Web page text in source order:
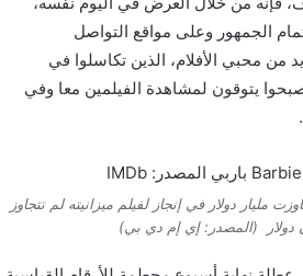
الجمهور وعلى مواقع التواصل
من محبي الأفلام، الذين تكاسلوا في
يتوقون لمشاهدة الفيلمين معا وفي
مليار دولار في إنجاز لفيلم ميزانيته لم تتجاوز